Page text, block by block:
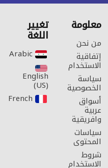
معلومة
من نحن
إتفاقية
الاستخدام
سياسة
الخصوصية
أسواق
عربية
وافريقية
سياسات
المحتوى
شروط
الاستخدام
تغيير
اللغة
Arabic‎
English
(US)‎
French‎